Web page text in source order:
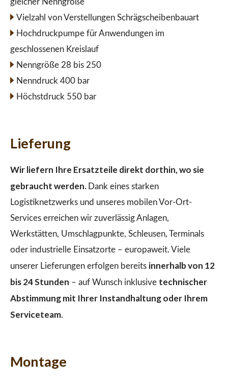
gleicher Nenngröße
Vielzahl von Verstellungen Schrägscheibenbauart
Hochdruckpumpe für Anwendungen im
geschlossenen Kreislauf
Nenngröße 28 bis 250
Nenndruck 400 bar
Höchstdruck 550 bar
Lieferung
Wir liefern Ihre Ersatzteile direkt dorthin, wo sie
gebraucht werden. Dank eines starken
Logistiknetzwerks und unseres mobilen Vor-Ort-
Services erreichen wir zuverlässig Anlagen,
Werkstätten, Umschlagpunkte, Schleusen, Terminals
oder industrielle Einsatzorte – europaweit. Viele
unserer Lieferungen erfolgen bereits innerhalb von 12
bis 24 Stunden – auf Wunsch inklusive technischer
Abstimmung mit Ihrer Instandhaltung oder Ihrem
Serviceteam.
Montage